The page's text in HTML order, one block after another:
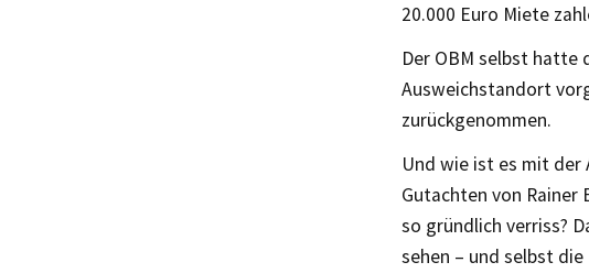
20.000 Euro Miete
Der OBM selbst hatte
Ausweichstandort
zurückgenommen.
Und wie ist es mit der
Gutachten von
so gründlich verriss?
sehen – und selbst